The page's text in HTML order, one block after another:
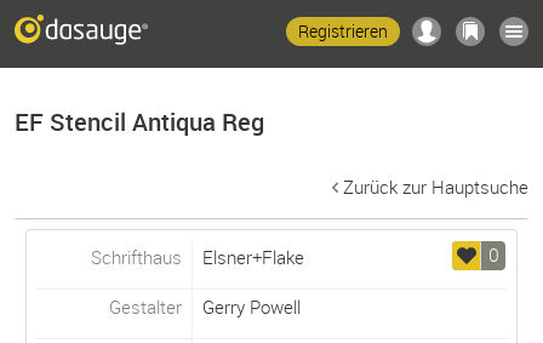
Registrieren
EF Stencil Antiqua Reg
Zurück zur Hauptsuche
0
Schrifthaus Elsner+Flake
Gestalter Gerry Powell